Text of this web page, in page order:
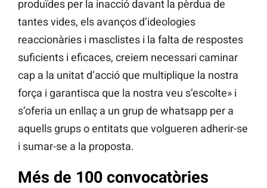
produïdes per la inacció davant la pèrdua de
tantes vides, els avanços d’ideologies
reaccionàries i masclistes i la falta de respostes
suficients i eficaces, creiem necessari caminar
cap a la unitat d’acció que multiplique la nostra
força i garantisca que la nostra veu s’escolte» i
s’oferia un enllaç a un grup de whatsapp per a
aquells grups o entitats que volgueren adherir-se
i sumar-se a la proposta.
Més de 100 convocatòries